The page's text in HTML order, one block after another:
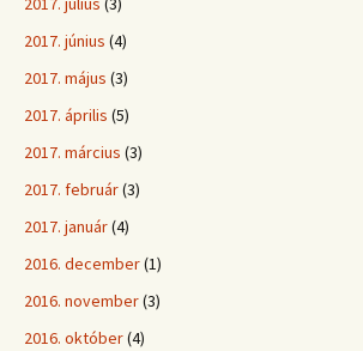
2017. június (4)
2017. május (3)
2017. április (5)
2017. március (3)
2017. február(3)
2017. január(4)
2016. december(1)
2016. november(3)
2016. október(4)